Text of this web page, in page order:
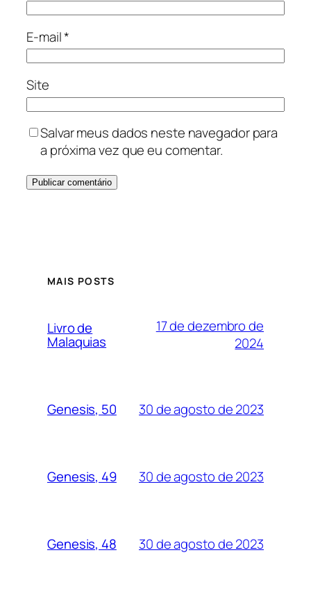
E-mail*
Site
Salvar meus dados neste navegador para
a próxima vez que eu comentar.
MAIS POSTS
Livro de
Malaquias
17 de dezembro de
2024
Genesis, 50 30 de agosto de 2023
Genesis, 49 30 de agosto de 2023
Genesis, 48 30 de agosto de 2023